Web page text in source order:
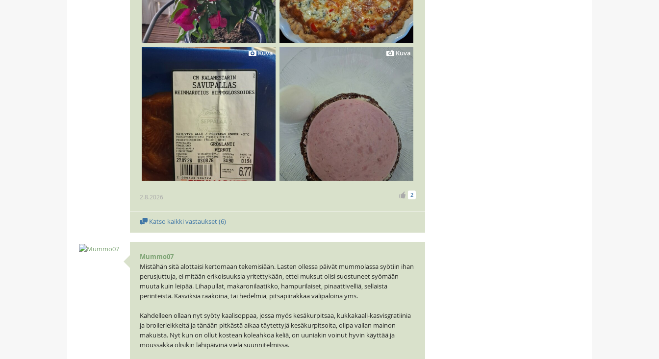
Kuva Kuva
2
2.8.2026
Katso kaikki vastaukset (6)
Mummo07
Mistähän sitä alottaisi kertomaan tekemisiään. Lasten ollessa päivät mummolassa syötiin ihan
perusjuttuja, ei mitään erikoisuuksia yritettykään, ettei muksut olisi suostuneet syömään
muuta kuin leipää. Lihapullat, makaronilaatikko, hampurilaiset, pinaattivelliä, sellaista
perinteistä. Kasviksia raakoina, tai hedelmiä, pitsapiirakkaa välipaloina yms.
Kahdelleen ollaan nyt syöty kaalisoppaa, jossa myös kesäkurpitsaa, kukkakaali-kasvisgratiinia
ja broilerleikkeitä ja tänään pitkästä aikaa täytettyjä kesäkurpitsoita, olipa vallan mainon
makuista. Nyt kun on ollut kostean koleahkoa keliä, on uuniakin voinut hyvin käyttää ja
moussakka olisikin lähipäivinä vielä suunnitelmissa.